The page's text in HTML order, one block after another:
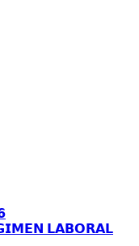
𝗟𝗔𝗕𝗢𝗥𝗔𝗟